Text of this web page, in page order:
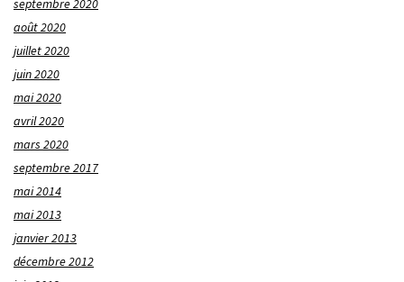
août 2020
juillet 2020
juin 2020
mai 2020
avril 2020
mars 2020
septembre 2017
mai 2014
mai 2013
janvier 2013
décembre 2012